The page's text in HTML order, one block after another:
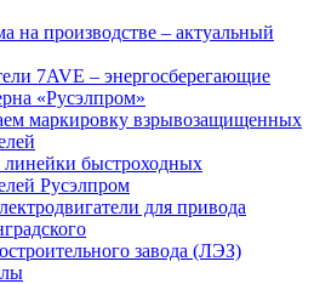
на производстве – актуальный
7AVE – энергосберегающие
«Русэлпром»
маркировку взрывозащищенных
быстроходных
Русэлпром
для привода
завода (ЛЭЗ)